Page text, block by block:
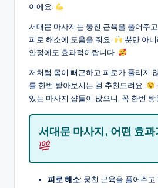
이에요.
서대문 마사지는 뭉친 근육을 풀어주
피로 해소에 도움을 줘요.
뿐만 아
안정에도 효과적이랍니다.
저처럼 몸이 뻐근하고 피로가 풀리지
를 한번 받아보시는 걸 추천드려요.
있는 마사지 샵들이 많으니, 꼭 한번 방
서대문 마사지, 어떤 효
피로 해소: 뭉친 근육을 풀어주고